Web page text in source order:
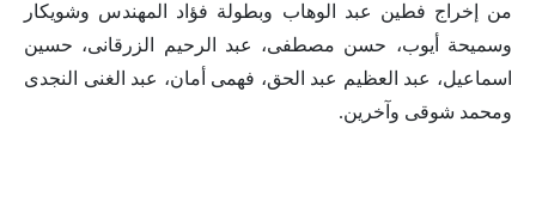
من إخراج فطين عبد الوهاب وبطولة فؤاد المهندس وشويكار
وسميحة أيوب، حسن مصطفى، عبد الرحيم الزرقانى، حسين
اسماعيل، عبد العظيم عبد الحق، فهمى أمان، عبد الغنى النجدى
ومحمد شوقى وآخرين.